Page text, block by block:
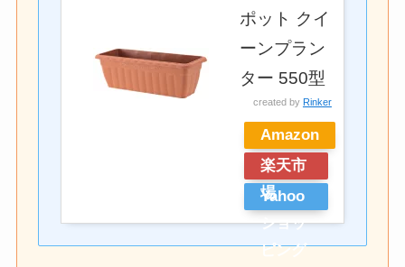
ポット クイ
ーンプラン
ター 550型
created by Rinker
Amazon
楽天市
場
Yahoo
ショッ
ピング